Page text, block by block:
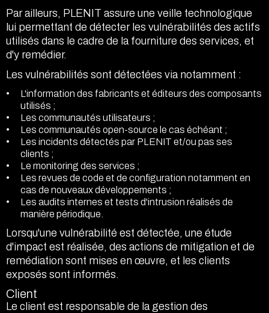
Par ailleurs, PLENIT assure une veille technologique
lui permettant de détecter les vulnérabilités des actifs
utilisés dans le cadre de la fourniture des services, et
d'y remédier.
Les vulnérabilités sont détectées via notamment :
L'information des fabricants et éditeurs des composants
utilisés ;
Les communautés utilisateurs ;
Les communautés open-source le cas échéant ;
Les incidents détectés par PLENIT et/ou pas ses
clients ;
Le monitoring des services ;
Les revues de code et de configuration notamment en
cas de nouveaux développements ;
Les audits internes et tests d'intrusion réalisés de
manière périodique.
Lorsqu'une vulnérabilité est détectée, une étude
d'impact est réalisée, des actions de mitigation et de
remédiation sont mises en œuvre, et les clients
exposés sont informés.
Client
Le client est responsable de la gestion des